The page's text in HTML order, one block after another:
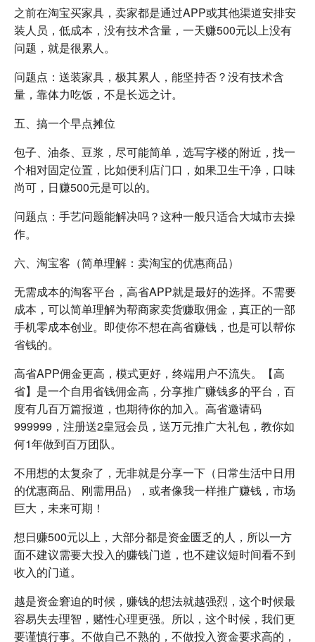
之前在淘宝买家具，卖家都是通过APP或其他渠道安排安
装人员，低成本，没有技术含量，一天赚500元以上没有
问题，就是很累人。
问题点：送装家具，极其累人，能坚持否？没有技术含
量，靠体力吃饭，不是长远之计。
五、搞一个早点摊位
包子、油条、豆浆，尽可能简单，选写字楼的附近，找一
个相对固定位置，比如便利店门口，如果卫生干净，口味
尚可，日赚500元是可以的。
问题点：手艺问题能解决吗？这种一般只适合大城市去操
作。
六、淘宝客（简单理解：卖淘宝的优惠商品）
无需成本的淘客平台，高省APP就是最好的选择。不需要
成本，可以简单理解为帮商家卖货赚取佣金，真正的一部
手机零成本创业。即使你不想在高省赚钱，也是可以帮你
省钱的。
高省APP佣金更高，模式更好，终端用户不流失。【高
省】是一个自用省钱佣金高，分享推广赚钱多的平台，百
度有几百万篇报道，也期待你的加入。高省邀请码
999999，注册送2皇冠会员，送万元推广大礼包，教你如
何1年做到百万团队。
不用想的太复杂了，无非就是分享一下（日常生活中日用
的优惠商品、刚需用品），或者像我一样推广赚钱，市场
巨大，未来可期！
想日赚500元以上，大部分都是资金匮乏的人，所以一方
面不建议需要大投入的赚钱门道，也不建议短时间看不到
收入的门道。
越是资金窘迫的时候，赚钱的想法就越强烈，这个时候最
容易失去理智，赌性心理更强。所以，这个时候，我们更
要谨慎行事。不做自己不熟的，不做投入资金要求高的，